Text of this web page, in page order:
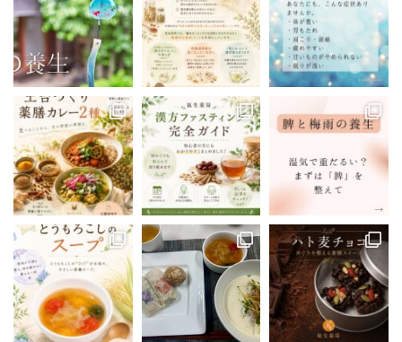
Show Thread
0 4 Twitter
;
漢方の氣生薬局(豊島区大塚) 公式アカウ
ント
@kanpou_ki
o
漢方薬局主催の薬膳料理教室、
豊島区で開催しています！
次回は5/24(土)19:00-21:00
ご予約お待ちしています
https://reserva.be/kampoukio